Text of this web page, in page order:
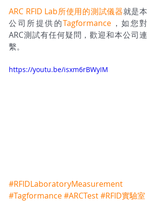
ARC RFID Lab所使用的測試儀器就是本
公司所提供的Tagformance ，如您對
ARC測試有任何疑問，歡迎和本公司連
繫。
https://youtu.be/isxm6rBWyIM
#RFIDLaboratoryMeasurement
#Tagformance#ARCTest#RFID實驗室